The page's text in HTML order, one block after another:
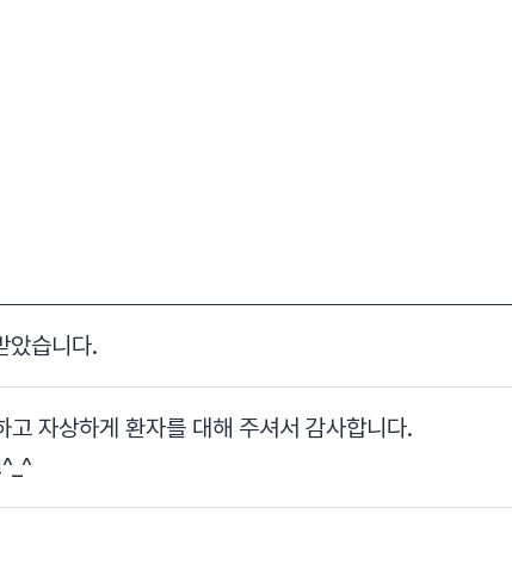
았습니다.
자상하게 환자를 대해 주셔서 감사합니다.